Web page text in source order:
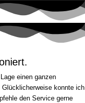
einen ganzen
konnte ich
den Service gerne